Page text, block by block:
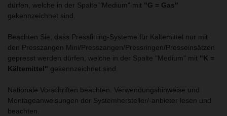
dürfen, welche in der Spalte "Medium" mit "G = Gas"
gekennzeichnet sind.
Beachten Sie, dass Pressfitting-Systeme für Kältemittel nur mit
den Presszangen Mini/Presszangen/Pressringen/Presseinsätzen
gepresst werden dürfen, welche in der Spalte "Medium" mit "K =
Kältemittel" gekennzeichnet sind.
Nationale Vorschriften beachten. Verwendungshinweise und
Montageanweisungen der Systemhersteller/-anbieter lesen und
beachten.